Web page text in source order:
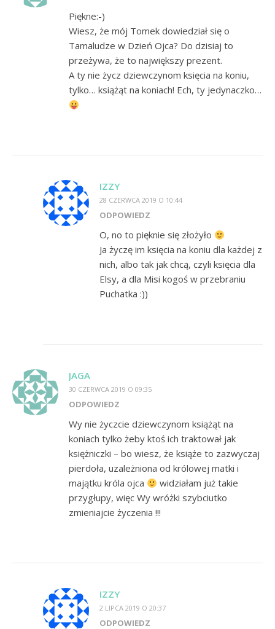
Piękne:-)
Wiesz, że mój Tomek dowiedział się o
Tamaludze w Dzień Ojca? Do dzisiaj to
przeżywa, że to największy prezent.
A ty nie życz dziewczynom księcia na koniu,
tylko… książąt na koniach! Ech, ty jedynaczko…
IZZY
28 CZERWCA 2019 O 10:44
ODPOWIEDZ
O, no to pięknie się złożyło
Ja życzę im księcia na koniu dla każdej z
nich, albo tak jak chcą, czyli księcia dla
Elsy, a dla Misi kogoś w przebraniu
Puchatka :))
JAGA
30 CZERWCA 2019 O 09:35
ODPOWIEDZ
Wy nie życzcie dziewczynom książąt na
koniach tylko żeby ktoś ich traktował jak
księżniczki – bo wiesz, że książe to zazwyczaj
pierdoła, uzależniona od królowej matki i
majątku króla ojca
widziałam już takie
przygłupy, więc Wy wróżki szybciutko
zmieniajcie życzenia !!!
IZZY
2 LIPCA 2019 O 20:37
ODPOWIEDZ